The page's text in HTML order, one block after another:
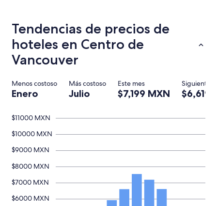
con
base
en
una
estancia
1
noche
para
adultos.
precios
la
están
sujetos
a
cambios.
Aplican
Tendencias de precios de
hoteles en Centro de
Vancouver
Menos costoso Más costoso Este mes Siguiente
Enero Julio $7,199 MXN $6,619
$6000 MXN
$7000 MXN
$8000 MXN
$9000 MXN
$10000 MXN
$11000 MXN